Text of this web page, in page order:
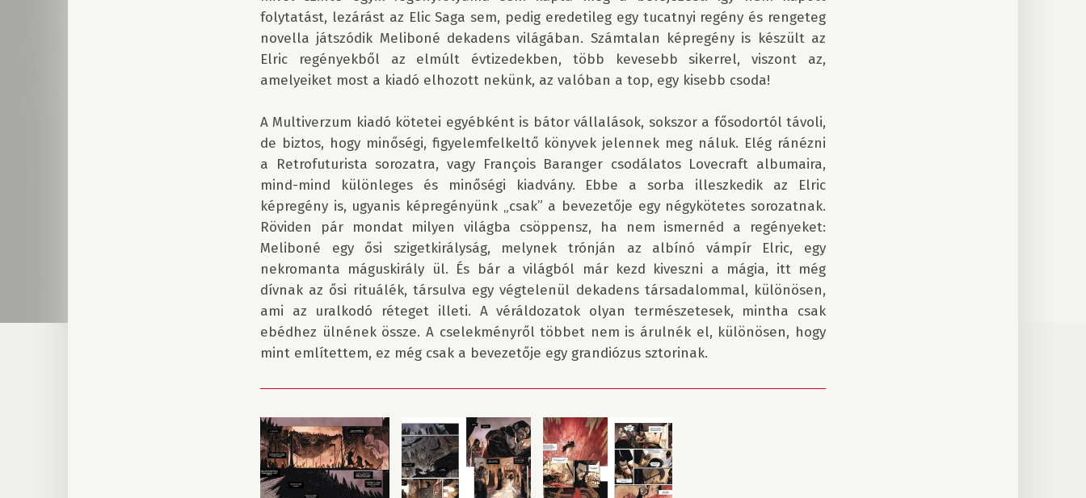
folytatást, lezárást az Elic Saga sem, pedig eredetileg egy tucatnyi regény és rengeteg
novella játszódik Meliboné dekadens világában. Számtalan képregény is készült az
Elric regényekből az elmúlt évtizedekben, több kevesebb sikerrel, viszont az,
amelyeiket most a kiadó elhozott nekünk, az valóban a top, egy kisebb csoda!
A Multiverzum kiadó kötetei egyébként is bátor vállalások, sokszor a fősodortól távoli,
de biztos, hogy minőségi, figyelemfelkeltő könyvek jelennek meg náluk. Elég ránézni
a Retrofuturista sorozatra, vagy François Baranger csodálatos Lovecraft albumaira,
mind-mind különleges és minőségi kiadvány. Ebbe a sorba illeszkedik az Elric
képregény is, ugyanis képregényünk „csak” a bevezetője egy négykötetes sorozatnak.
Röviden pár mondat milyen világba csöppensz, ha nem ismernéd a regényeket:
Meliboné egy ősi szigetkirályság, melynek trónján az albínó vámpír Elric, egy
nekromanta máguskirály ül. És bár a világból már kezd kiveszni a mágia, itt még
dívnak az ősi rituálék, társulva egy végtelenül dekadens társadalommal, különösen,
ami az uralkodó réteget illeti. A véráldozatok olyan természetesek, mintha csak
ebédhez ülnének össze. A cselekményről többet nem is árulnék el, különösen, hogy